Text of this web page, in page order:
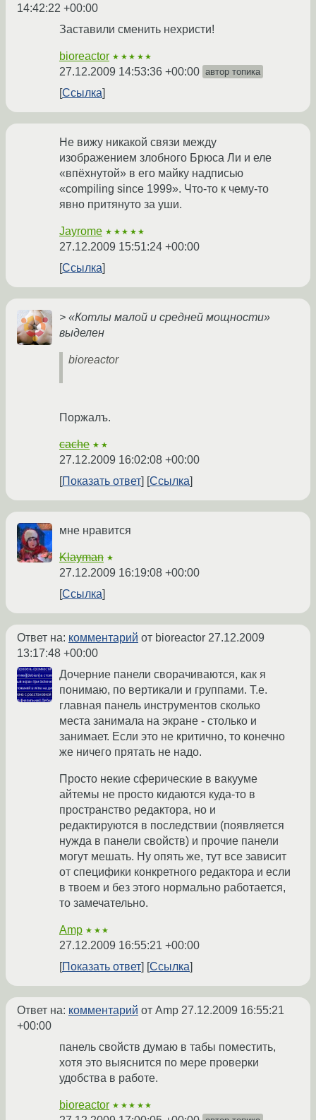
14:42:22 +00:00
Заставили сменить нехристи!
bioreactor ★★★★★
27.12.2009 14:53:36 +00:00 автор топика
Ссылка
Не вижу никакой связи между
изображением злобного Брюса Ли и еле
«впёхнутой» в его майку надписью
«compiling since 1999». Что-то к чему-то
явно притянуто за уши.
Jayrome ★★★★★
27.12.2009 15:51:24 +00:00
Ссылка
> «Котлы малой и средней мощности»
выделен
bioreactor
Поржалъ.
cache ★★
27.12.2009 16:02:08 +00:00
Показать ответ
Ссылка
мне нравится
Klayman ★
27.12.2009 16:19:08 +00:00
Ссылка
Ответ на: комментарий от bioreactor 27.12.2009
13:17:48 +00:00
Дочерние панели сворачиваются, как я
понимаю, по вертикали и группами. Т.е.
главная панель инструментов сколько
места занимала на экране - столько и
занимает. Если это не критично, то конечно
же ничего прятать не надо.
Просто некие сферические в вакууме
айтемы не просто кидаются куда-то в
пространство редактора, но и
редактируются в последствии (появляется
нужда в панели свойств) и прочие панели
могут мешать. Ну опять же, тут все зависит
от специфики конкретного редактора и если
в твоем и без этого нормально работается,
то замечательно.
Amp ★★★
27.12.2009 16:55:21 +00:00
Показать ответ
Ссылка
Ответ на: комментарий от Amp 27.12.2009 16:55:21
+00:00
панель свойств думаю в табы поместить,
хотя это выяснится по мере проверки
удобства в работе.
bioreactor ★★★★★